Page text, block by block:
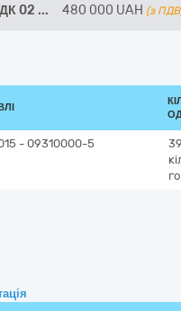
02 ... 480 000 UAH (з
- 09310000-5